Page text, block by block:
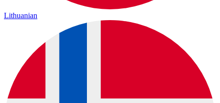
Lithuanian